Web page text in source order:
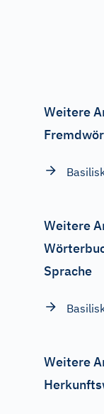
Weitere
Weitere
Sprache
Weitere